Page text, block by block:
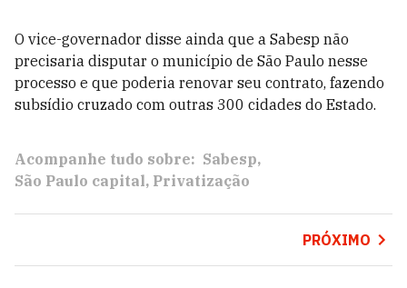
O vice-governador disse ainda que a Sabesp não
precisaria disputar o município de São Paulo nesse
processo e que poderia renovar seu contrato, fazendo
subsídio cruzado com outras 300 cidades do Estado.
Acompanhe tudo sobre: Sabesp
São Paulo capital Privatização
PRÓXIMO